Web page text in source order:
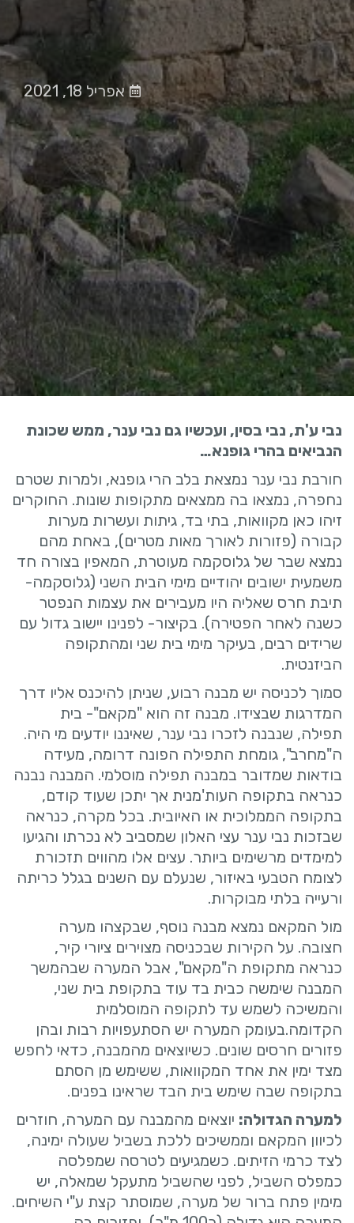
אפריל 18, 2021
נבי ע'ת, נבי בסין, ועכשיו גם נבי ענר, ממש שכונת
הנביאים בהרי גופנא…
חורבת נבי ענר נמצאת בלב הרי גופנא, ולמרות שטרם
נחפרה, נמצאו בה ממצאים מתקופות שונות. החוקרים
זיהו כאן מקוואות, בתי בד, גיתות ועשרות מערות
קבורה (פזורות לאורך מאות מטרים), באחת מהם
נמצא שבר של גלוסקמה מעוטרת, המאפין בצורה חד
משמעית ישובים יהודיים מימי הבית השני (גלוסקמה-
תיבת חרס שאליה היו מעבירים את עצמות הנפטר
כשנה לאחר הפטירה). בקיצור- לפנינו יישוב גדול עם
שרידים רבים, בעיקר מימי בית שני ומהתקופה
הביזנטית.
סמוך לכניסה יש מבנה רבוע, שניתן להיכנס אליו דרך
המדרגות שבצידו. מבנה זה הוא "מקאם"- בית
תפילה, שנבנה לזכרו נבי ענר, שאיננו יודעים מי היה.
ה"מחרב", גומחת התפילה הפונה דרומה, מעידה
בודאות שמדובר במבנה תפילה מוסלמי. המבנה נבנה
כנראה בתקופה העות'מנית אך יתכן שעוד קודם,
בתקופה הממלוכית או האיובית. בכל מקרה, כנראה
שבזכות נבי ענר עצי האלון שמסביב לא נכרתו והגיעו
למימדים מרשימים ביותר. עצים אלו מהווים תזכורת
לצומח הטבעי באיזור, שנעלם עם השנים בגלל כריתה
ורעייה בלתי מבוקרות.
מול המקאם נמצא מבנה נוסף, שבקצהו מערה
חצובה. על הקירות שבכניסה מצוירים ציורי קיר,
כנראה מתקופת ה"מקאם", אבל המערה שבהמשך
המבנה שימשה כבית בד עוד בתקופת בית שני,
והמשיכה לשמש עד לתקופה המוסלמית
הקדומה.בעומק המערה יש הסתעפויות רבות ובהן
פזורים חרסים שונים. כשיוצאים מהמבנה, כדאי לחפש
מצד ימין את אחד המקוואות, ששימש מן הסתם
בתקופה שבה שימש בית הבד שראינו בפנים.
למערה הגדולה: יוצאים מהמבנה עם המערה, חוזרים
לכיוון המקאם וממשיכים ללכת בשביל שעולה ימינה,
לצד כרמי הזיתים. כשמגיעים לטרסה שמפלסה
כמפלס השביל, לפני שהשביל מתעקל שמאלה, יש
מימין פתח ברור של מערה, שמוסתר קצת ע"י השיחים.